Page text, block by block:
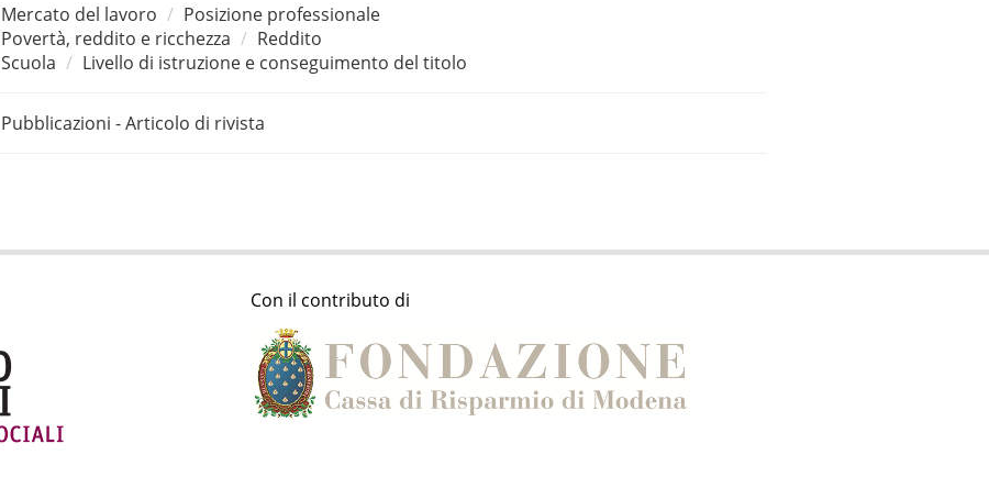
Mercato del lavoro
Posizione professionale
Povertà, reddito e ricchezza
Reddito
Scuola
Livello di istruzione e conseguimento del titolo
Pubblicazioni - Articolo di rivista
Con il contributo di